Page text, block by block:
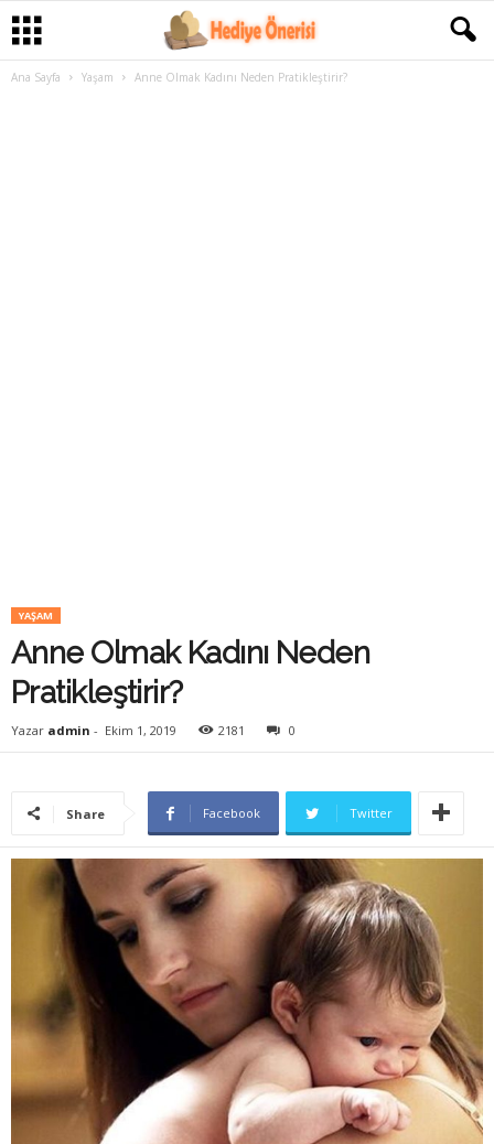
Ana Sayfa Yaşam Anne Olmak Kadını Neden Pratikleştirir?
YAŞAM
Anne Olmak Kadını Neden
Pratikleştirir?
Yazar admin - Ekim 1, 2019 2181 0
Share Facebook Twitter